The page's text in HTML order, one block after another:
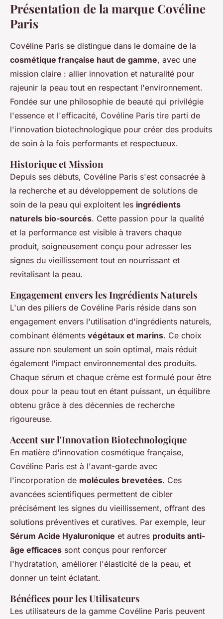
Présentation de la marque Covéline
Paris
Covéline Paris se distingue dans le domaine de la
cosmétique française haut de gamme, avec une
mission claire : allier innovation et naturalité pour
rajeunir la peau tout en respectant l'environnement.
Fondée sur une philosophie de beauté qui privilégie
l'essence et l'efficacité, Covéline Paris tire parti de
l'innovation biotechnologique pour créer des produits
de soin à la fois performants et respectueux.
Historique et Mission
Depuis ses débuts, Covéline Paris s'est consacrée à
la recherche et au développement de solutions de
soin de la peau qui exploitent les ingrédients
naturels bio-sourcés. Cette passion pour la qualité
et la performance est visible à travers chaque
produit, soigneusement conçu pour adresser les
signes du vieillissement tout en nourrissant et
revitalisant la peau.
Engagement envers les Ingrédients Naturels
L'un des piliers de Covéline Paris réside dans son
engagement envers l'utilisation d'ingrédients naturels,
combinant éléments végétaux et marins. Ce choix
assure non seulement un soin optimal, mais réduit
également l'impact environnemental des produits.
Chaque sérum et chaque crème est formulé pour être
doux pour la peau tout en étant puissant, un équilibre
obtenu grâce à des décennies de recherche
rigoureuse.
Accent sur l'Innovation Biotechnologique
En matière d'innovation cosmétique française,
Covéline Paris est à l'avant-garde avec
l'incorporation de molécules brevetées. Ces
avancées scientifiques permettent de cibler
précisément les signes du vieillissement, offrant des
solutions préventives et curatives. Par exemple, leur
Sérum Acide Hyaluronique et autres produits anti-
âge efficaces sont conçus pour renforcer
l'hydratation, améliorer l'élasticité de la peau, et
donner un teint éclatant.
Bénéfices pour les Utilisateurs
Les utilisateurs de la gamme Covéline Paris peuvent